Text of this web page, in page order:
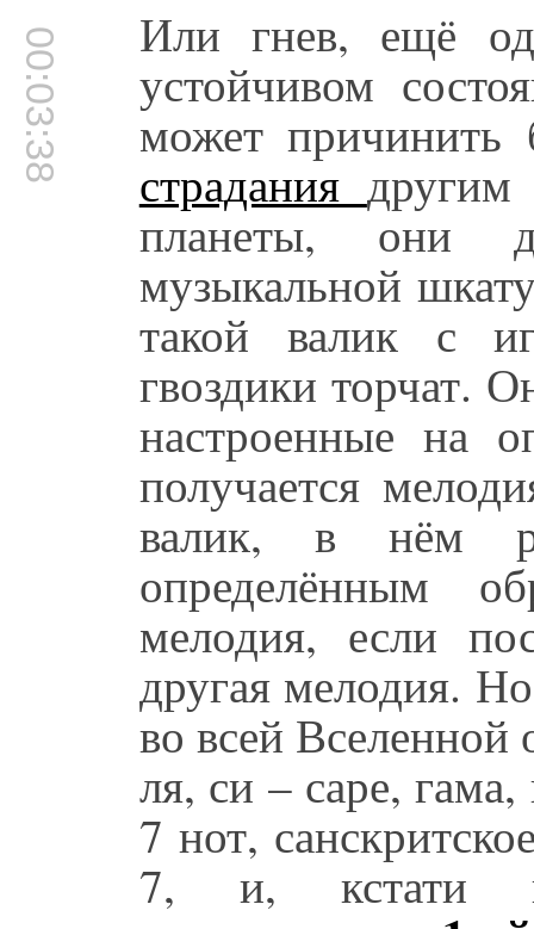
00:03:38 Или гнев, ещё
устойчивом
может причинить
страдания
планеты, они
музыкальной
такой валик с
гвоздики торчат.
настроенные на
получается
валик, в нём
определённым
мелодия, если
другая мелодия.
во всей
ля, си – саре,
7 нот,
7, и, кстати